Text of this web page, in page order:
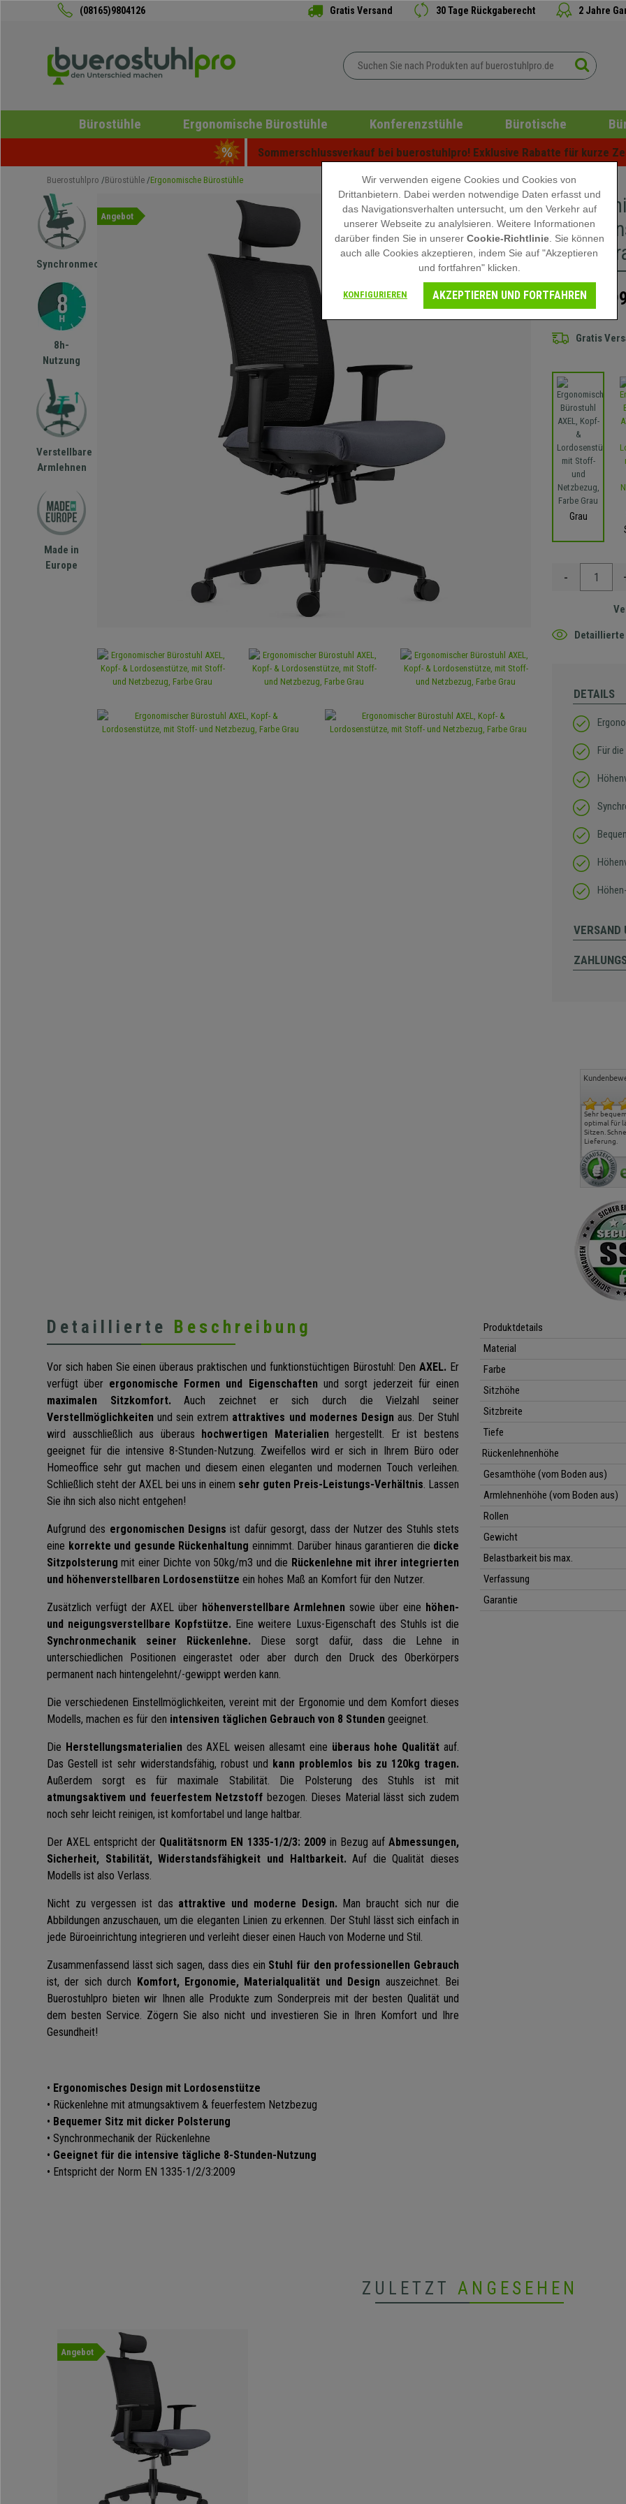
(08165)9804126 Gratis Versand 30 Tage Rückgaberecht 2 Jahre
Bürostühle Ergonomische Bürostühle Konferenzstühle Bürotische
Sommerschlussverkauf bei buerostuhlpro! Exklusive Rabatte für kurze
Buerostuhlpro Bürostühle Ergonomische Bürostühle
Synchronmechanik
8h-
Nutzung
Verstellbare
Armlehnen
Made in
Europe
Angebot
Farbe
889,90 €
Gratis
Grau
-
Detaillierte
DETAILS
Für
VERSAND
Sehr
optimal für
Sitzen.
Lieferung.
Detaillierte Beschreibung
Vor sich haben Sie einen überaus praktischen und funktionstüchtigen Bürostuhl: DenAXEL. Er
verfügt über ergonomische Formen und Eigenschaftenund sorgt jederzeit für einen
maximalen Sitzkomfort. Auch zeichnet er sich durch die Vielzahl seiner
Verstellmöglichkeiten und sein extrem attraktives und modernes Design aus. Der Stuhl
wird ausschließlich aus überaus hochwertigen Materialienhergestellt. Er ist bestens
geeignet für die intensive 8-Stunden-Nutzung. Zweifellos wird er sich in Ihrem Büro oder
Homeoffice sehr gut machen und diesem einen eleganten und modernen Touch verleihen.
Schließlich steht der AXEL bei uns in einem sehr guten Preis-Leistungs-Verhältnis. Lassen
Sie ihn sich also nicht entgehen!
Aufgrund des ergonomischen Designs ist dafür gesorgt, dass der Nutzer des Stuhls stets
eine korrekte und gesunde Rückenhaltung einnimmt. Darüber hinaus garantieren die dicke
Sitzpolsterung mit einer Dichte von 50kg/m3 und die Rückenlehne mit ihrer integrierten
und höhenverstellbaren Lordosenstütze ein hohes Maß an Komfort für den Nutzer.
Zusätzlich verfügt der AXEL über höhenverstellbare Armlehnen sowie über eine höhen-
und neigungsverstellbare Kopfstütze. Eine weitere Luxus-Eigenschaft des Stuhls ist die
Synchronmechanik seiner Rückenlehne. Diese sorgt dafür, dass die Lehne in
unterschiedlichen Positionen eingerastet oder aber durch den Druck des Oberkörpers
permanent nach hintengelehnt/-gewippt werden kann.
Die verschiedenen Einstellmöglichkeiten, vereint mit der Ergonomie und dem Komfort dieses
Modells, machen es für den intensiven täglichen Gebrauch von 8 Stunden geeignet.
Die Herstellungsmaterialiendes AXEL weisen allesamt eine überaus hohe Qualität auf.
Das Gestell ist sehr widerstandsfähig, robust und kann problemlos bis zu 120kg tragen.
Außerdem sorgt es für maximale Stabilität. Die Polsterung des Stuhls ist mit
atmungsaktivem und feuerfestem Netzstoff bezogen. Dieses Material lässt sich zudem
noch sehr leicht reinigen, ist komfortabel und lange haltbar.
Der AXEL entspricht der Qualitätsnorm EN 1335-1/2/3: 2009 in Bezug aufAbmessungen,
Sicherheit, Stabilität, Widerstandsfähigkeit und Haltbarkeit. Auf die Qualität dieses
Modells ist also Verlass.
Nicht zu vergessen ist das attraktive und moderne Design. Man braucht sich nur die
Abbildungen anzuschauen, um die eleganten Linien zu erkennen. Der Stuhl lässt sich einfach in
jede Büroeinrichtung integrieren und verleiht dieser einen Hauch von Moderne und Stil.
Zusammenfassend lässt sich sagen, dass dies ein Stuhl für den professionellen Gebrauch
ist, der sich durch Komfort, Ergonomie, Materialqualität und Design auszeichnet. Bei
Buerostuhlpro bieten wir Ihnen alle Produkte zum Sonderpreis mit der besten Qualität und
dem besten Service. Zögern Sie also nicht und investieren Sie in Ihren Komfort und Ihre
Gesundheit!
• Ergonomisches Design mit Lordosenstütze
• Rückenlehne mit atmungsaktivem & feuerfestem Netzbezug
• Bequemer Sitz mit dicker Polsterung
• Synchronmechanik der Rückenlehne
• Geeignet für die intensive tägliche 8-Stunden-Nutzung
• Entspricht der Norm EN 1335-1/2/3:2009
Produktdetails
Material
Farbe
Sitzhöhe
Sitzbreite
Tiefe
Rückenlehnenhöhe
Gesamthöhe (vom Boden aus)
Armlehnenhöhe (vom Boden aus)
Rollen
Gewicht
Belastbarkeit bis max.
Verfassung
Garantie
ZULETZT ANGESEHEN
Angebot
Wir verwenden eigene Cookies und Cookies von
Drittanbietern. Dabei werden notwendige Daten erfasst und
das Navigationsverhalten untersucht, um den Verkehr auf
unserer Webseite zu analylsieren. Weitere Informationen
darüber finden Sie in unserer Cookie-Richtlinie. Sie können
auch alle Cookies akzeptieren, indem Sie auf "Akzeptieren
und fortfahren" klicken.
KONFIGURIEREN AKZEPTIEREN UND FORTFAHREN